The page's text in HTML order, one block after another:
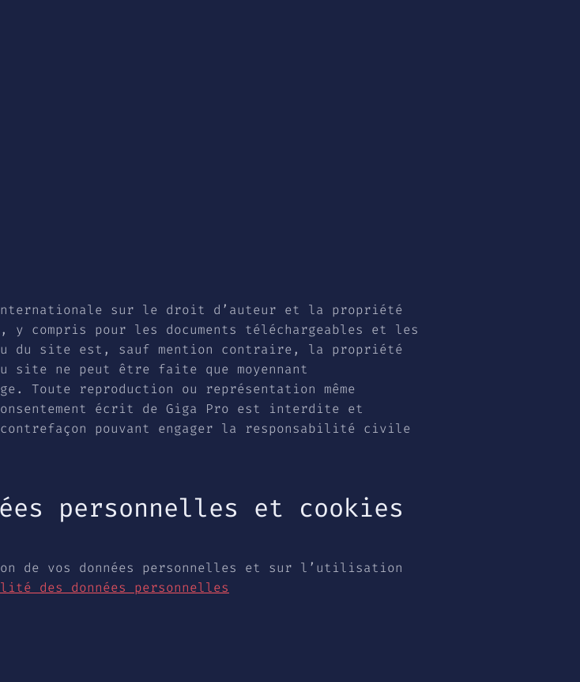
sur le droit d’auteur et la propriété
pour les documents téléchargeables et les
du site est, sauf mention contraire, la propriété
site ne peut être faite que moyennant
reproduction ou représentation même
écrit de Giga Pro est interdite et
pouvant engager la responsabilité civile
personnelles et cookies
de vos données personnelles et sur l’utilisation
des données personnelles